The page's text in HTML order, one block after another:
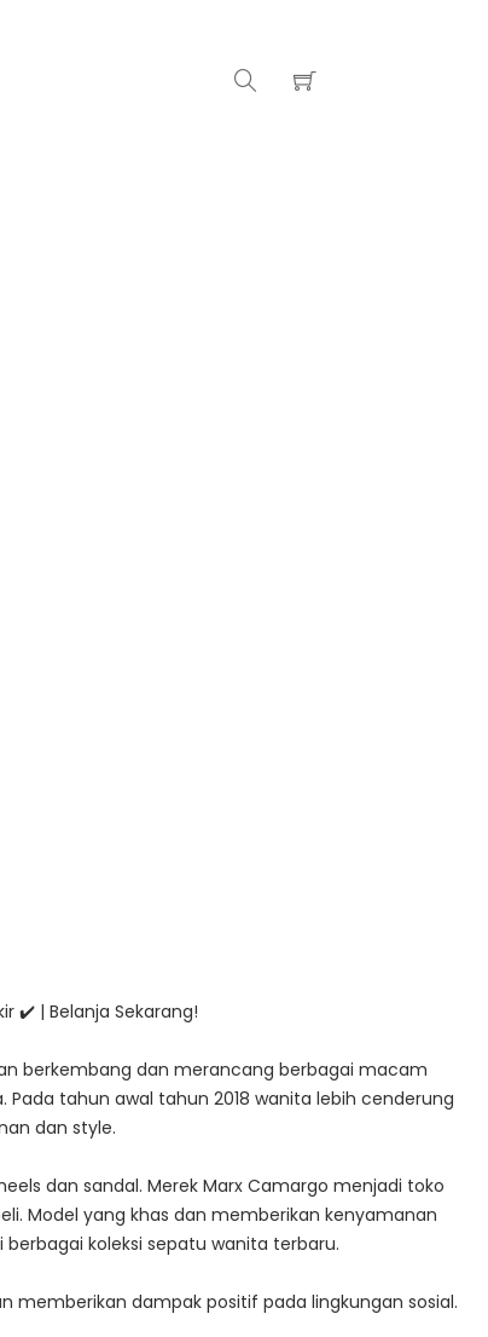
✔️ | Belanja Sekarang!
berkembang dan merancang berbagai macam
tahun awal tahun 2018 wanita lebih cenderung
dan style.
dan sandal. Merek Marx Camargo menjadi toko
Model yang khas dan memberikan kenyamanan
koleksi sepatu wanita terbaru.
memberikan dampak positif pada lingkungan sosial.